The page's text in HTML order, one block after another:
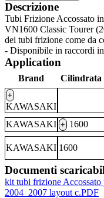
Descrizione
Tubi Frizione Accossato
VN1600 Classic Tourer
dei tubi frizione come da
- Disponibile in raccordi
Application
Brand Cilindrata
+
KAWASAKI
KAWASAKI + 1600
KAWASAKI 1600
Documenti
kit tubi frizione Accossato
2004_2007 layout c.PDF